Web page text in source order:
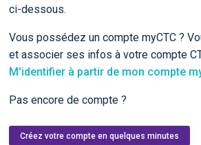
ci-dessous.
Vous possédez un compte myCTC ?
et associer ses infos à votre compte
M'identifier à partir de mon compte
Pas encore de compte ?
Créez votre compte en quelques minutes